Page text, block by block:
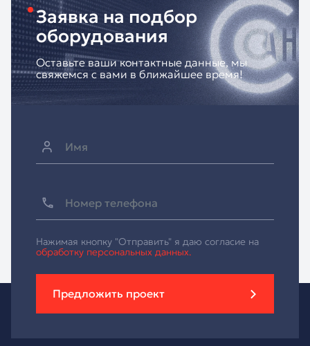
Заявка на подбор
оборудования
Оставьте ваши контактные данные, мы
свяжемся с вами в ближайшее время!
Нажимая кнопку "Отправить" я даю согласие на
обработку персональных данных.
Предложить проект